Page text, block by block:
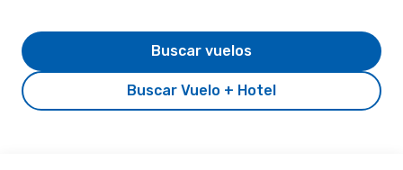
Buscar Vuelo + Hotel
Buscar vuelos